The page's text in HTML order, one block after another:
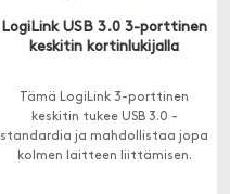
LogiLink USB 3.0 3-porttinen
keskitin kortinlukijalla
Tämä LogiLink 3-porttinen
keskitin tukee USB 3.0 -
standardia ja mahdollistaa jopa
kolmen laitteen liittämisen.